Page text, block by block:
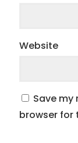
Website
Save my
browser for